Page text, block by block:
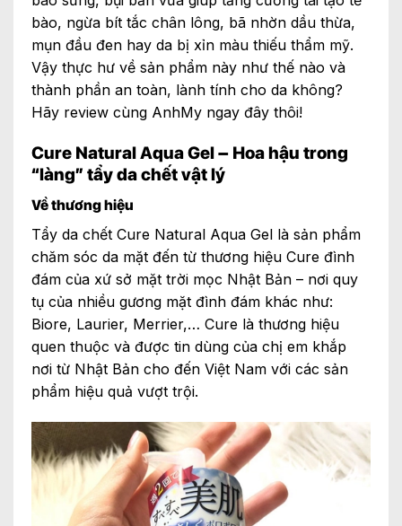
bào, ngừa bít tắc chân lông, bã nhờn dầu thừa,
mụn đầu đen hay da bị xỉn màu thiếu thẩm mỹ.
Vậy thực hư về sản phẩm này như thế nào và
thành phần an toàn, lành tính cho da không?
Hãy review cùng AnhMy ngay đây thôi!
Cure Natural Aqua Gel – Hoa hậu trong
“làng” tẩy da chết vật lý
Về thương hiệu
Tẩy da chết Cure Natural Aqua Gel là sản phẩm
chăm sóc da mặt đến từ thương hiệu Cure đình
đám của xứ sở mặt trời mọc Nhật Bản – nơi quy
tụ của nhiều gương mặt đình đám khác như:
Biore, Laurier, Merrier,… Cure là thương hiệu
quen thuộc và được tin dùng của chị em khắp
nơi từ Nhật Bản cho đến Việt Nam với các sản
phẩm hiệu quả vượt trội.